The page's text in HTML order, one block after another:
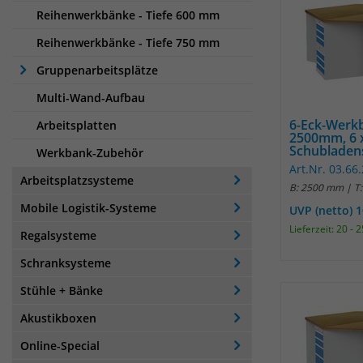
Reihenwerkbänke - Tiefe 600 mm
Reihenwerkbänke - Tiefe 750 mm
Gruppenarbeitsplätze
Multi-Wand-Aufbau
Arbeitsplatten
Werkbank-Zubehör
Arbeitsplatzsysteme
Mobile Logistik-Systeme
Regalsysteme
Schranksysteme
Stühle + Bänke
Akustikboxen
Online-Special
6-Eck-
2500mm, 6
Art.Nr.
B: 2500 mm |
UVP (netto)
Lieferzeit: 20 -